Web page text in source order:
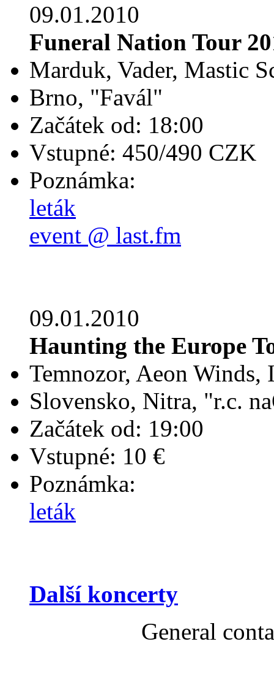
09.01.2010
Funeral Nation Tour
Marduk, Vader, Mastic
Brno, "Favál"
Začátek od: 18:00
Vstupné: 450/490 CZK
Poznámka:
leták
event @ last.fm
09.01.2010
Haunting the Europe
Temnozor, Aeon Winds,
Slovensko, Nitra, "r.c.
Začátek od: 19:00
Vstupné: 10 €
Poznámka:
leták
Další koncerty
General